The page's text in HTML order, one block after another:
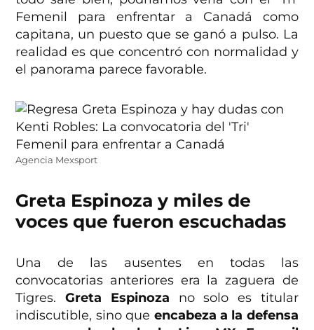
Femenil para enfrentar a Canadá como
capitana, un puesto que se ganó a pulso. La
realidad es que concentró con normalidad y
el panorama parece favorable.
Agencia Mexsport
Greta Espinoza y miles de
voces que fueron escuchadas
Una de las ausentes en todas las
convocatorias anteriores era la zaguera de
Tigres.Greta Espinoza no solo es titular
indiscutible, sino que encabeza a la defensa